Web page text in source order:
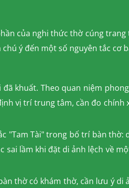
của nghi thức thờ cúng
ý đến một số nguyên tắc cơ
khuất. Theo quan niệm
vị trí trung tâm, cần đo chính
"Tam Tài" trong bố trí bàn thờ:
lầm khi đặt di ảnh lệch về
thờ có khám thờ, cần lưu ý